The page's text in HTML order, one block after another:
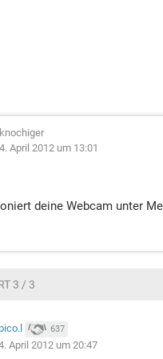
knochiger
4. April 2012 um 13:01
deine Webcam unter
3 / 3
pico.l 637
April 2012 um 20:47